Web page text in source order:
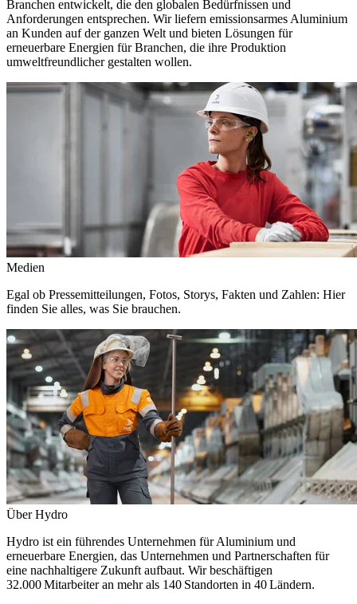
Branchen entwickelt, die den globalen Bedürfnissen und
Anforderungen entsprechen. Wir liefern emissionsarmes Aluminium
an Kunden auf der ganzen Welt und bieten Lösungen für
erneuerbare Energien für Branchen, die ihre Produktion
umweltfreundlicher gestalten wollen.
Medien
Egal ob Pressemitteilungen, Fotos, Storys, Fakten und Zahlen: Hier
finden Sie alles, was Sie brauchen.
Über Hydro
Hydro ist ein führendes Unternehmen für Aluminium und
erneuerbare Energien, das Unternehmen und Partnerschaften für
eine nachhaltigere Zukunft aufbaut. Wir beschäftigen
32.000 Mitarbeiter an mehr als 140 Standorten in 40 Ländern.